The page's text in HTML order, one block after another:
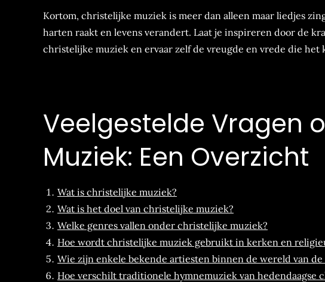
Kortom, christelijke muziek is meer dan alleen maar liedjes
harten raakt en levens verandert. Laat je inspireren door de
christelijke muziek en ervaar zelf de vreugde en vrede die het
Veelgestelde Vragen
Muziek: Een Overzicht
Wat is christelijke muziek?
Wat is het doel van christelijke muziek?
Welke genres vallen onder christelijke muziek?
Hoe wordt christelijke muziek gebruikt in kerken en
Wie zijn enkele bekende artiesten binnen de wereld van
Hoe verschilt traditionele hymnemuziek van hedendaagse